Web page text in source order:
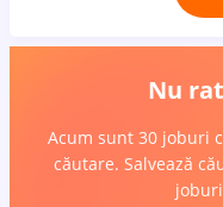
Nu
Acum sunt 30 joburi
căutare. Salvează